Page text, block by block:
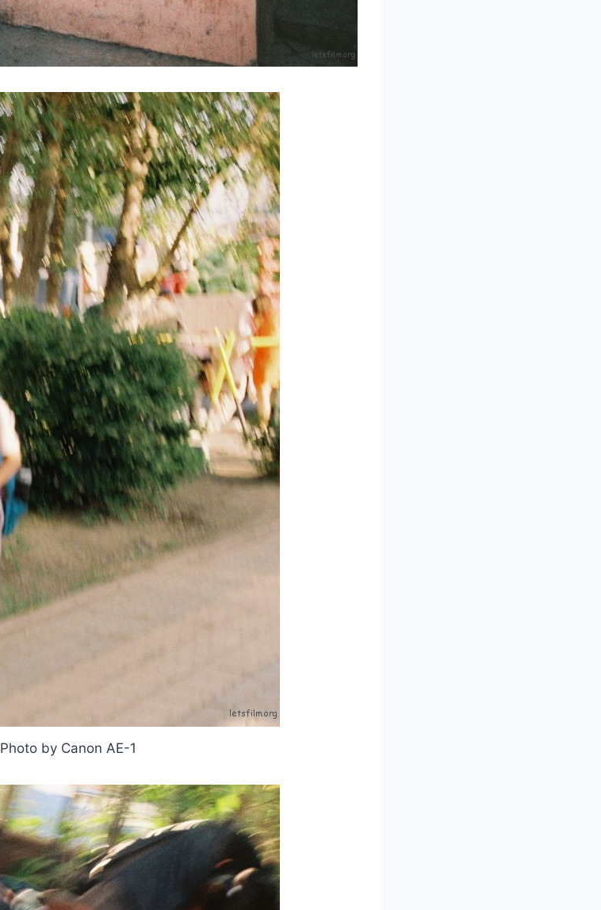
Photo by Canon AE-1